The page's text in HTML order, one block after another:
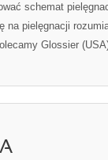
schemat
na pielęgnacji
Glossier